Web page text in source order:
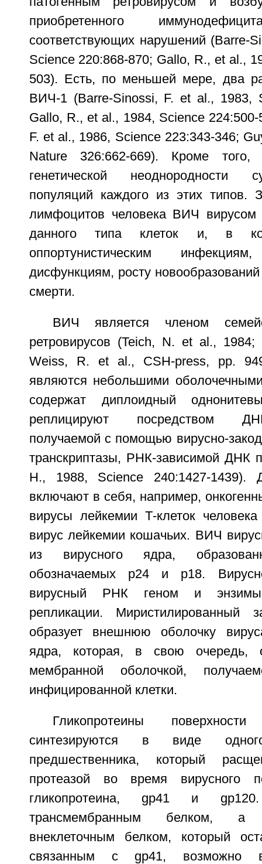
приобретенного
соответствующих нарушений (Barre-
Science 220:868-870; Gallo, R., et al.,
503). Есть, по меньшей мере, два
ВИЧ-1 (Barre-Sinossi, F. et al., 1983,
Gallo, R., et al., 1984, Science
F. et al., 1986, Science 223:343-346;
Nature 326:662-669). Кроме того,
генетической неоднородности
популяций каждого из этих типов.
лимфоцитов человека ВИЧ
данного типа клеток и, в
оппортунистическим
дисфункциям, росту
смерти.
ВИЧ является членом
ретровирусов (Teich, N. et al.,
Weiss, R. et al., CSH-press, pp.
являются небольшими
содержат диплоидный
реплицируют посредством
получаемой с помощью вирусно-
транскриптазы, РНК-зависимой ДНК
H., 1988, Science 240:1427-1439).
включают в себя, например,
вирусы лейкемии Т-клеток
вирус лейкемии кошачьих. ВИЧ
из вирусного ядра,
обозначаемых р24 и р18.
вирусный РНК геном и
репликации. Миристилированный
образует внешнюю оболочку
ядра, которая, в свою очередь,
мембранной оболочкой,
инфицированной клетки.
Гликопротеины
синтезируются в виде
предшественника, который
протеазой во время вирусного
гликопротеина, gp41 и
трансмембранным белком, а
внеклеточным белком, который
связанным с gp41, возможно